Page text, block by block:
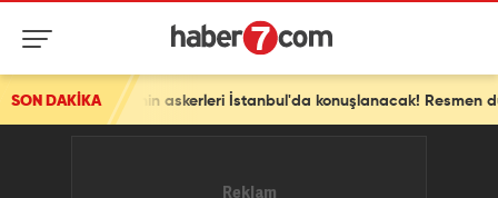
SON DAKİKA
askerleri İstanbul'da konuşlanacak! Resmen duyuruldu